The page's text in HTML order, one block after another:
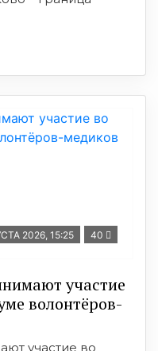
2026, 15:25 40
участие
волонтёров-
участие во